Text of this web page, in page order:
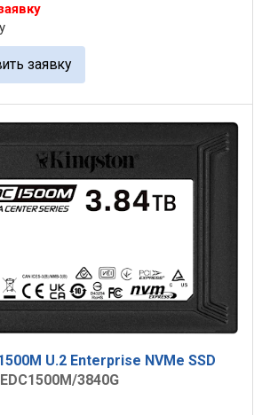
заявку
U.2 Enterprise NVMe SSD
3840G